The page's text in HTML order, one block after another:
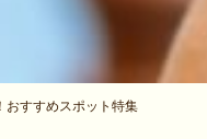
おすすめスポット特集